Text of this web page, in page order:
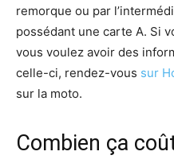
remorque ou par
possédant une carte A. Si
vous voulez avoir des
celle-ci, rendez-vous sur
sur la moto.
Combien ça